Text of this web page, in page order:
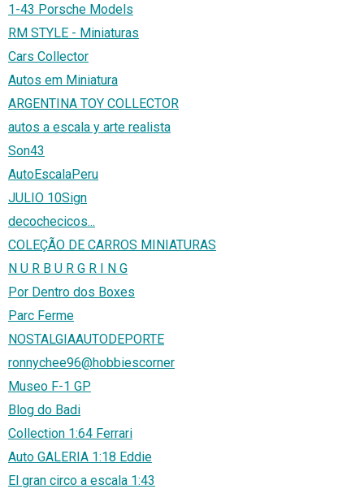
1-43 Porsche Models
RM STYLE - Miniaturas
Cars Collector
Autos em Miniatura
ARGENTINA TOY COLLECTOR
autos a escala y arte realista
Son43
AutoEscalaPeru
JULIO 10Sign
decochecicos...
COLEÇÃO DE CARROS MINIATURAS
N U R B U R G R I N G
Por Dentro dos Boxes
Parc Ferme
NOSTALGIAAUTODEPORTE
ronnychee96@hobbiescorner
Museo F-1 GP
Blog do Badi
Collection 1:64 Ferrari
Auto GALERIA 1:18 Eddie
El gran circo a escala 1:43